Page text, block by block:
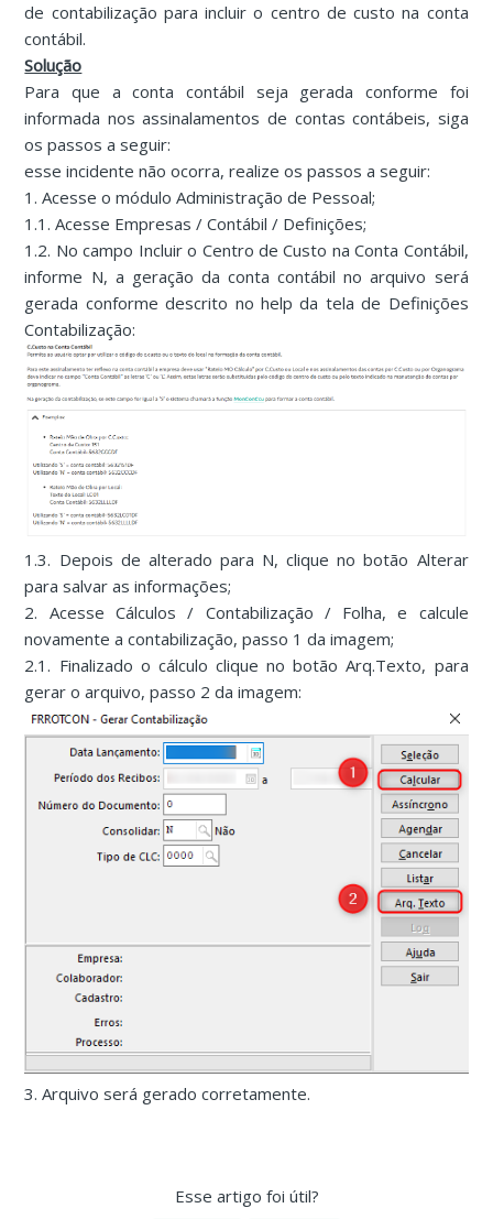
de contabilização para incluir o centro de custo na conta
contábil.
Solução
Para que a conta contábil seja gerada conforme foi
informada nos assinalamentos de contas contábeis, siga
os passos a seguir:
esse incidente não ocorra, realize os passos a seguir:
1. Acesse o módulo Administração de Pessoal;
1.1. Acesse Empresas / Contábil / Definições;
1.2. No campo Incluir o Centro de Custo na Conta Contábil,
informe N, a geração da conta contábil no arquivo será
gerada conforme descrito no help da tela de Definições
Contabilização:
1.3. Depois de alterado para N, clique no botão Alterar
para salvar as informações;
2. Acesse Cálculos / Contabilização / Folha, e calcule
novamente a contabilização, passo 1 da imagem;
2.1. Finalizado o cálculo clique no botão Arq.Texto, para
gerar o arquivo, passo 2 da imagem:
3. Arquivo será gerado corretamente.
Esse artigo foi útil?